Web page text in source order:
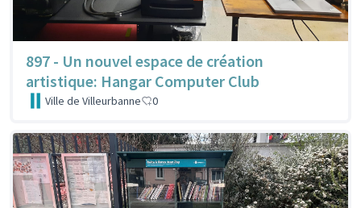
897 - Un nouvel espace de création
artistique: Hangar Computer Club
Ville de Villeurbanne 0